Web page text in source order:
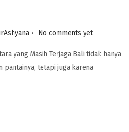
. No comments yet
yang Masih Terjaga Bali tidak hanya
pantainya, tetapi juga karena